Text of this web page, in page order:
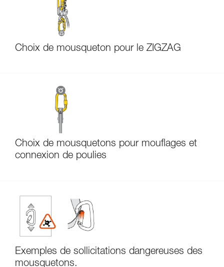
Choix de mousqueton pour le ZIGZAG
Choix de mousquetons pour mouflages et
connexion de poulies
Exemples de sollicitations dangereuses des
mousquetons.